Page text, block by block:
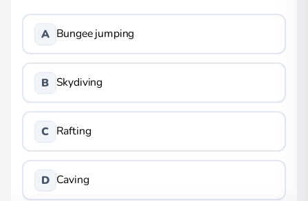
A Bungee jumping
B Skydiving
C Rafting
D Caving